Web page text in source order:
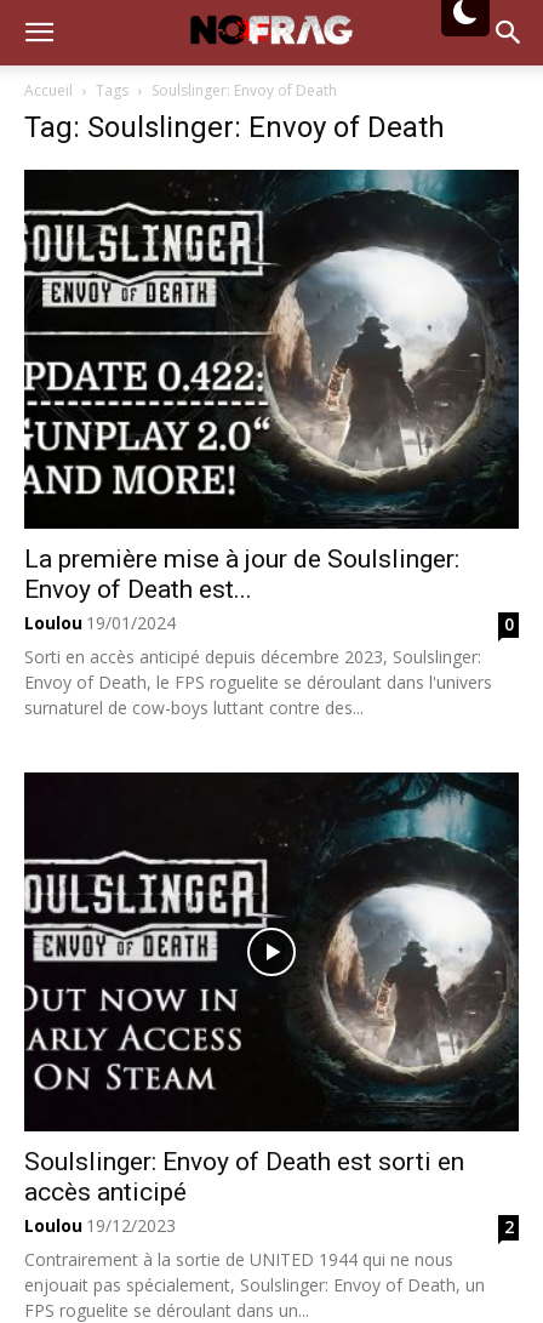
Accueil Tags Soulslinger: Envoy of Death
Tag: Soulslinger: Envoy of Death
La première mise à jour de Soulslinger:
Envoy of Death est...
Loulou 19/01/2024
0
Sorti en accès anticipé depuis décembre 2023, Soulslinger:
Envoy of Death, le FPS roguelite se déroulant dans l'univers
surnaturel de cow-boys luttant contre des...
Soulslinger: Envoy of Death est sorti en
accès anticipé
Loulou 19/12/2023
2
Contrairement à la sortie de UNITED 1944 qui ne nous
enjouait pas spécialement, Soulslinger: Envoy of Death, un
FPS roguelite se déroulant dans un...